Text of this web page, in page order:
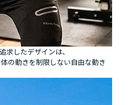
求したデザインは、
の動きを制限しない自由な動き